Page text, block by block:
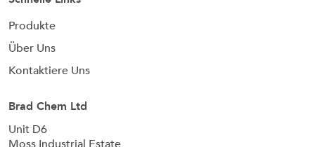
Produkte
Über Uns
Kontaktiere Uns
Brad Chem Ltd
Unit D6
Moss Industrial Estate